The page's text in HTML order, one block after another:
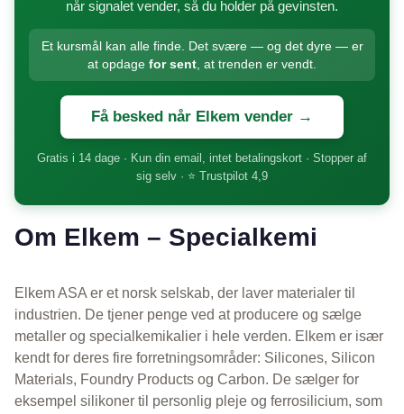
når signalet vender, så du holder på gevinsten.
Et kursmål kan alle finde. Det svære — og det dyre — er
at opdage for sent, at trenden er vendt.
Få besked når Elkem vender →
Gratis i 14 dage · Kun din email, intet betalingskort · Stopper af
sig selv · ⭐ Trustpilot 4,9
Om Elkem – Specialkemi
Elkem ASA er et norsk selskab, der laver materialer til
industrien. De tjener penge ved at producere og sælge
metaller og specialkemikalier i hele verden. Elkem er især
kendt for deres fire forretningsområder: Silicones, Silicon
Materials, Foundry Products og Carbon. De sælger for
eksempel silikoner til personlig pleje og ferrosilicium, som